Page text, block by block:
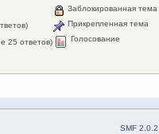
25 ответов)
Заблокированная тема
Прикрепленная тема
Голосование
SMF 2.0.2